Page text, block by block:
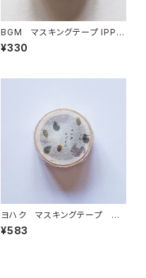
BGM マスキングテープ IPPA
I・犬がいっぱい
¥330
ヨハク マスキングテープ エ
ゾリス Y-190
¥583